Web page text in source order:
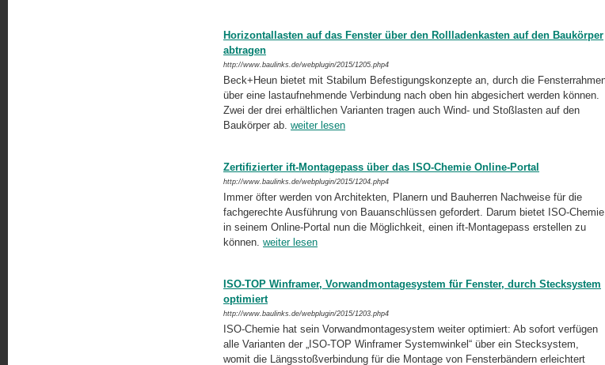
Horizontallasten auf das Fenster über den Rollladenkasten auf den Baukörper
abtragen
http://www.baulinks.de/webplugin/2015/1205.php4
Beck+Heun bietet mit Stabilum Befestigungskonzepte an, durch die
über eine lastaufnehmende Verbindung nach oben hin abge­sichert werden können.
Zwei der drei erhältlichen Varianten tragen auch Wind- und Stoßlasten auf den
Baukörper ab. weiter lesen
Zertifizierter ift-Montagepass über das ISO-Chemie Online-Portal
http://www.baulinks.de/webplugin/2015/1204.php4
Immer öfter werden von Architekten, Planern und Bauherren Nachweise für die
fachgerechte Ausführung von Bauanschlüssen gefordert. Darum bietet ISO-Chemie
in seinem Online-Portal nun die Möglichkeit, einen ift-Mon­ta­ge­pass erstellen zu
können. weiter lesen
ISO-TOP Winframer, Vorwandmontagesystem für Fenster, durch Stecksystem
optimiert
http://www.baulinks.de/webplugin/2015/1203.php4
ISO-Chemie hat sein Vorwandmontagesystem weiter optimiert: Ab sofort verfügen
alle Varianten der „ISO-TOP Winframer Systemwinkel“ über ein Stecksystem,
womit die Längsstoßverbindung für die Montage von Fens­terbändern erleichtert